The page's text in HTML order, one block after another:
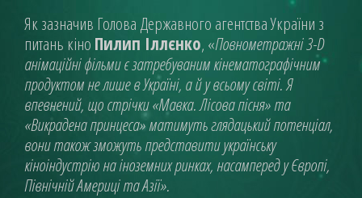
Як зазначив Голова Державного агентства України з
питань кіно Пилип Іллєнко, «Повнометражні 3-D
анімаційні фільми є затребуваним кінематографічним
продуктом не лише в Україні, а й у всьому світі. Я
впевнений, що стрічки «Мавка. Лісова пісня» та
«Викрадена принцеса» матимуть глядацький потенціал,
вони також зможуть представити українську
кіноіндустрію на іноземних ринках, насамперед у Європі,
Північній Америці та Азії».